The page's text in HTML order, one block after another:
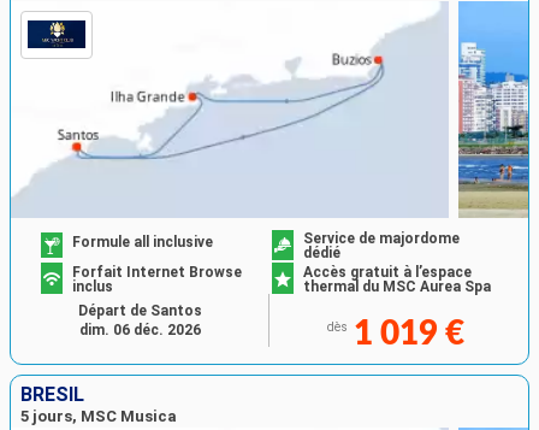
Formule all inclusive
Service de majordome
dédié
Forfait Internet Browse
inclus
Accès gratuit à l’espace
thermal du MSC Aurea Spa
dès 1 019 €
Départ de Santos
dim. 06 déc. 2026
BRÉSIL
5 jours, MSC Musica